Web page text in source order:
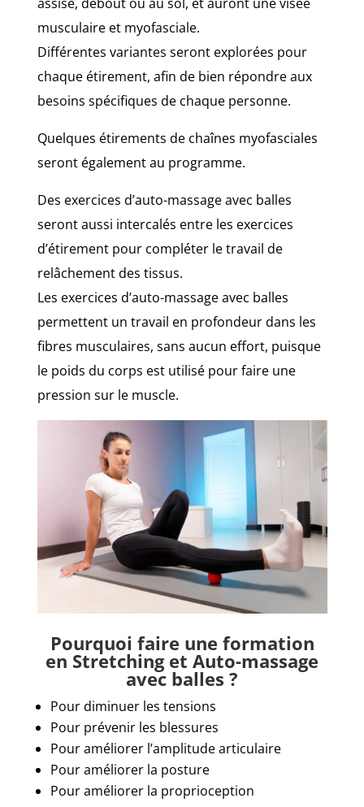
musculaire et myofasciale.
Différentes variantes seront explorées pour
chaque étirement, afin de bien répondre aux
besoins spécifiques de chaque personne.
Quelques étirements de chaînes myofasciales
seront également au programme.
Des exercices d’auto-massage avec balles
seront aussi intercalés entre les exercices
d’étirement pour compléter le travail de
relâchement des tissus.
Les exercices d’auto-massage avec balles
permettent un travail en profondeur dans les
fibres musculaires, sans aucun effort, puisque
le poids du corps est utilisé pour faire une
pression sur le muscle.
Pourquoi faire une formation
en Stretching et Auto-massage
avec balles ?
Pour diminuer les tensions
Pour prévenir les blessures
Pour améliorer l’amplitude articulaire
Pour améliorer la posture
Pour améliorer la proprioception